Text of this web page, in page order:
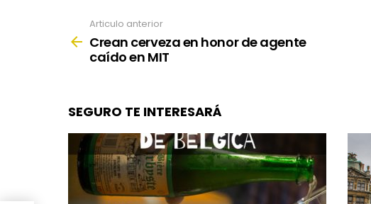
more
Articulo anterior
Crean cerveza en honor de agente
caído en MIT
SEGURO TE INTERESARÁ